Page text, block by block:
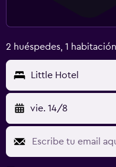
2 huéspedes, 1 habitación
Little Hotel
vie. 14/8